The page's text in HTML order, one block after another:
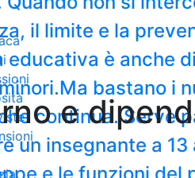
il limite e la
educativa è anche
bastano i
continua. Serve
un insegnante a 13
e